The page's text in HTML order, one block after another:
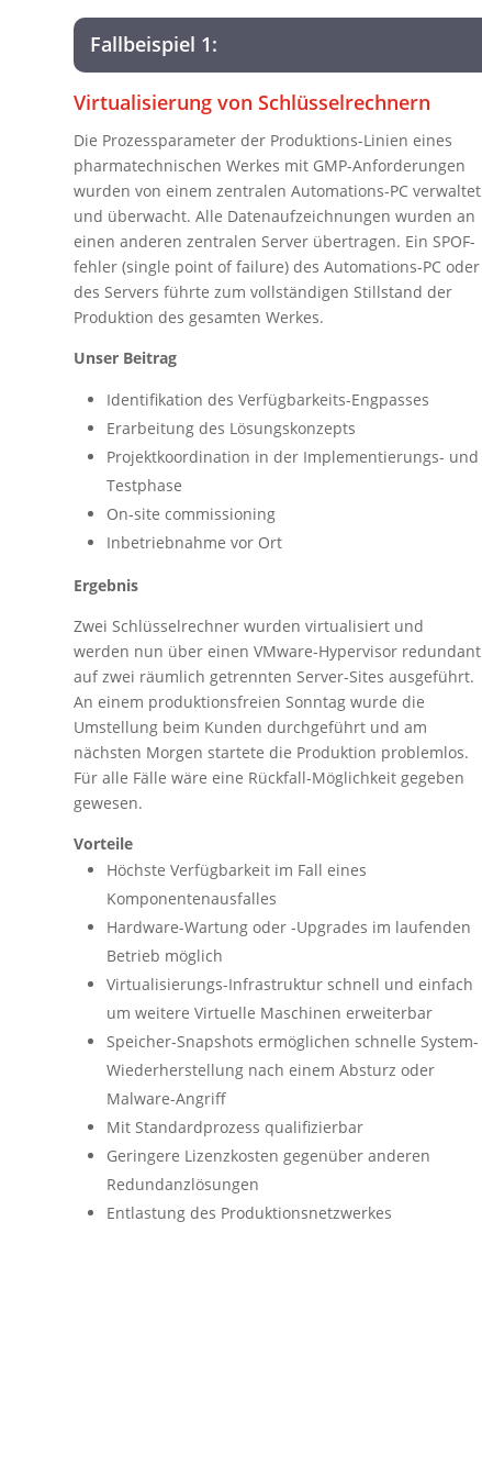
Fallbeispiel 1:
Virtualisierung von Schlüsselrechnern
Die Prozessparameter der Produktions-Linien eines
pharmatechnischen Werkes mit GMP-Anforderungen
wurden von einem zentralen Automations-PC verwaltet
und überwacht. Alle Datenaufzeichnungen wurden an
einen anderen zentralen Server übertragen. Ein SPOF-
fehler (single point of failure) des Automations-PC oder
des Servers führte zum vollständigen Stillstand der
Produktion des gesamten Werkes.
Unser Beitrag
Identifikation des Verfügbarkeits-Engpasses
Erarbeitung des Lösungskonzepts
Projektkoordination in der Implementierungs- und
Testphase
On-site commissioning
Inbetriebnahme vor Ort
Ergebnis
Zwei Schlüsselrechner wurden virtualisiert und
werden nun über einen VMware-Hypervisor redundant
auf zwei räumlich getrennten Server-Sites ausgeführt.
An einem produktionsfreien Sonntag wurde die
Umstellung beim Kunden durchgeführt und am
nächsten Morgen startete die Produktion problemlos.
Für alle Fälle wäre eine Rückfall-Möglichkeit gegeben
gewesen.
Vorteile
Höchste Verfügbarkeit im Fall eines
Komponentenausfalles
Hardware-Wartung oder -Upgrades im laufenden
Betrieb möglich
Virtualisierungs-Infrastruktur schnell und einfach
um weitere Virtuelle Maschinen erweiterbar
Speicher-Snapshots ermöglichen schnelle System-
Wiederherstellung nach einem Absturz oder
Malware-Angriff
Mit Standardprozess qualifizierbar
Geringere Lizenzkosten gegenüber anderen
Redundanzlösungen
Entlastung des Produktionsnetzwerkes